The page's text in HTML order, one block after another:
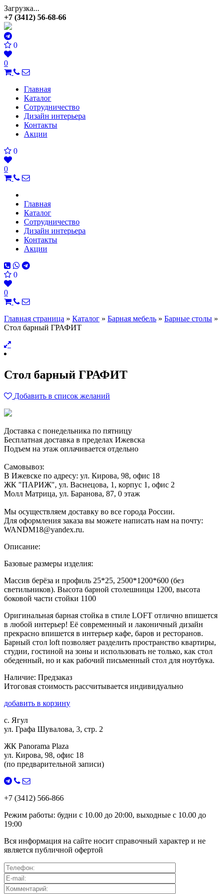
Загрузка...
+7 (3412) 56-68-66
0
0
Главная
Каталог
Сотрудничество
Дизайн интерьера
Контакты
Акции
0
0
Главная
Каталог
Сотрудничество
Дизайн интерьера
Контакты
Акции
0
0
Главная страница » Каталог » Барная мебель » Барные столы »
Стол барный ГРАФИТ
Стол барный ГРАФИТ
Добавить в список желаний
Доставка с понедельника по пятницу
Бесплатная доставка в пределах Ижевска
Подъем на этаж оплачивается отдельно
Самовывоз:
В Ижевске по адресу: ул. Кирова, 98, офис 18
ЖК "ПАРИЖ", ул. Васнецова, 1, корпус 1, офис 2
Молл Матрица, ул. Баранова, 87, 0 этаж
Мы осуществляем доставку во все города России.
Для оформления заказа вы можете написать нам на почту:
WANDM18@yandex.ru.
Описание:
Базовые размеры изделия:
Массив берёза и профиль 25*25, 2500*1200*600 (без
светильников). Высота барной столешницы 1200, высота
боковой части стойки 1100
Оригинальная барная стойка в стиле LOFT отлично впишется
в любой интерьер! Её современный и лаконичный дизайн
прекрасно впишется в интерьер кафе, баров и ресторанов.
Барный стол loft позволяет разделить пространство квартиры,
студии, гостиной на зоны и использовать не только, как стол
обеденный, но и как рабочий письменный стол для ноутбука.
Наличие: Предзаказ
Итоговая стоимость рассчитывается индивидуально
добавить в корзину
с. Ягул
ул. Графа Шувалова, 3, стр. 2
ЖК Panorama Plaza
ул. Кирова, 98, офис 18
(по предварительной записи)
+7 (3412) 566-866
Режим работы: будни с 10.00 до 20:00, выходные с 10.00 до
19:00
Вся информация на сайте носит справочный характер и не
является публичной офертой